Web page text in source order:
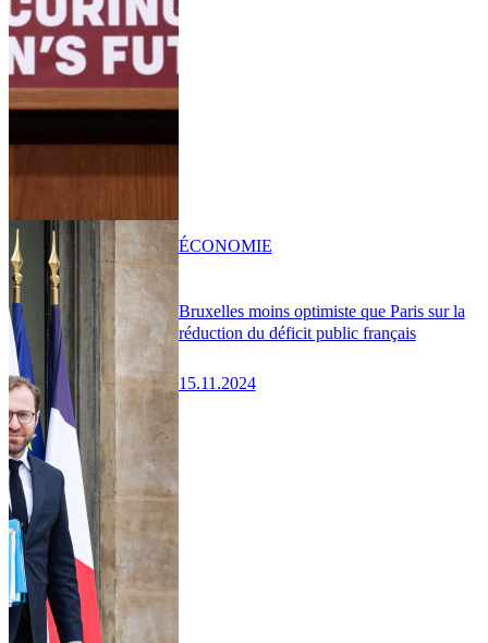
Bruxelles moins optimiste que Paris sur la
réduction du déficit public français
15.11.2024
ÉCONOMIE